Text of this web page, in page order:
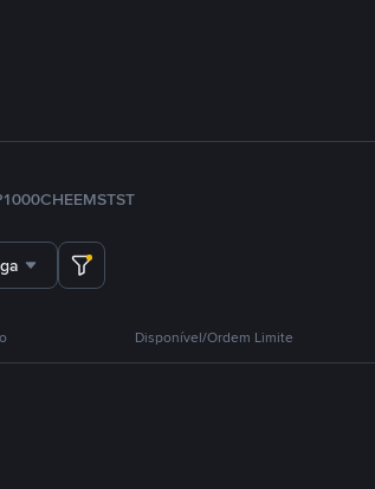
1000CHEEMSTST
Disponível/Ordem Limite